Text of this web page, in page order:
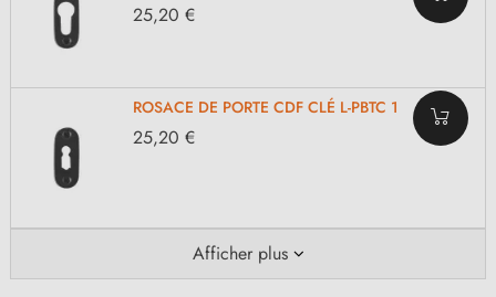
25,20 €
ROSACE DE PORTE CDF CLÉ L-PBTC 1
25,20 €
Afficher plus